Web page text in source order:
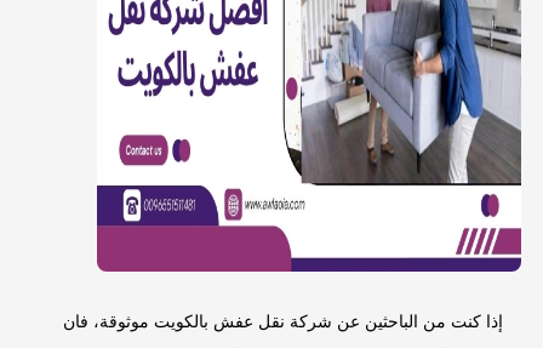
إذا كنت من الباحثين عن شركة نقل عفش بالكويت موثوقة، فان